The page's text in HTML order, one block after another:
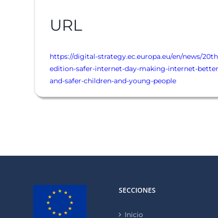
URL
https://digital-strategy.ec.europa.eu/en/news/
edition-safer-internet-day-making-internet-
and-safer-children-and-young-people
SECCIONES
Inicio